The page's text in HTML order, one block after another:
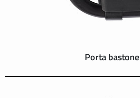
Porta bastone